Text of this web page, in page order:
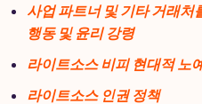
사업 파트너 및 기타 거래처
행동 및 윤리 강령
라이트소스 비피 현대적 노
라이트소스 인권 정책